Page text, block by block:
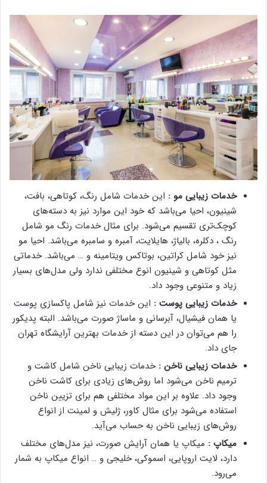
خدمات زیبایی مو : این خدمات شامل رنگ، کوتاهی، بافت،
شینیون، احیا می‌باشد که خود این موارد نیز به دسته‌های
کوچک‌تری تقسیم می‌شود. برای مثال خدمات رنگ مو شامل
رنگ ، دکلره، بالیاژ، هایلایت، آمبره و سامبره می‌باشد. احیا مو
نیز خود شامل کراتین، بوتاکس ویتامینه و … می‌باشد. خدماتی
مثل کوتاهی و شینیون انوع مختلفی ندارد ولی مدل‌های بسیار
زیاد و متنوعی وجود داد.
خدمات زیبایی پوست : این خدمات نیز شامل پاکسازی پوست
یا همان فیشیال، آبرسانی و ماساژ صورت می‌باشد. البته پدیکور
را هم می‌توان در این دسته از خدمات بهترین آرایشگاه تهران
جای داد.
خدمات زیبایی ناخن : خدمات زیبایی ناخن شامل کاشت و
ترمیم ناخن می‌شود اما روش‌های زیادی برای کاشت ناخن
وجود داد. علاوه بر این مواد مختلفی هم برای تزیین ناخن
استفاده می‌شود برای مثال کاور، ژلیش و لمینت از انواع
روش‌های زیبایی ناخن به حساب می‌آید.
میکاپ : میکاپ یا همان آرایش صورت، نیز مدل‌های مختلف
دارد، لایت اروپایی، اسموکی، خلیجی و .. انواع میکاپ به شمار
می‌رود.